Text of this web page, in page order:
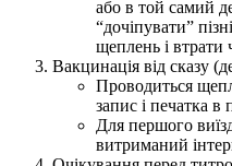
або в той самий
“дочіпувати”
щеплень і втрати
Вакцинація від сказу
Проводиться
запис і печатка в
Для першого
витриманий